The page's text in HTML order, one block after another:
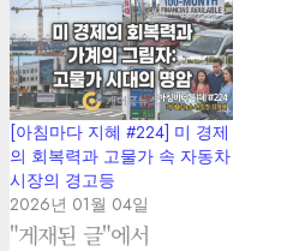
[아침마다 지혜 #224] 미 경제
의 회복력과 고물가 속 자동차
시장의 경고등
2026년 01월 04일
"게재된 글"에서